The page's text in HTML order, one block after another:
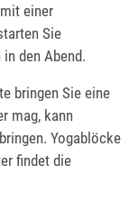
einer
Sie
den Abend.
bringen Sie eine
mag, kann
Yogablöcke
findet die